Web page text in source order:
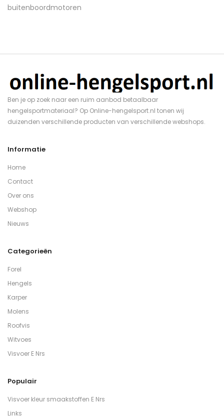
Ben je op zoek naar een ruim aanbod betaalbaar
hengelsportmateriaal? Op Online-hengelsport.nl tonen wij
duizenden verschillende producten van verschillende webshops.
Informatie
Home
Contact
Over ons
Webshop
Nieuws
Categorieën
Forel
Hengels
Karper
Molens
Roofvis
Witvoes
Visvoer E Nrs
Populair
Visvoer kleur smaakstoffen E Nrs
Links